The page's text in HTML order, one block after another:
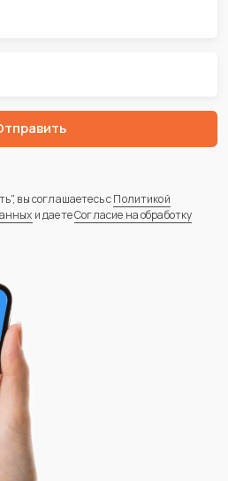
вы соглашаетесь сПолитикой
и даетеСогласие на обработку